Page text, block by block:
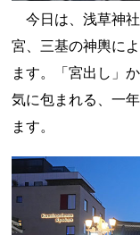
今日は、浅草神
宮、三基の神輿に
ます。「宮出し」
気に包まれる、一
ます。